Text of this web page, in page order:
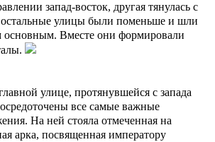
запад-восток, другая тянулась с
остальные улицы были поменьше и шли
основным. Вместе они формировали
улице, протянувшейся с запада
все самые важные
На ней стояла отмеченная на
арка, посвященная императору